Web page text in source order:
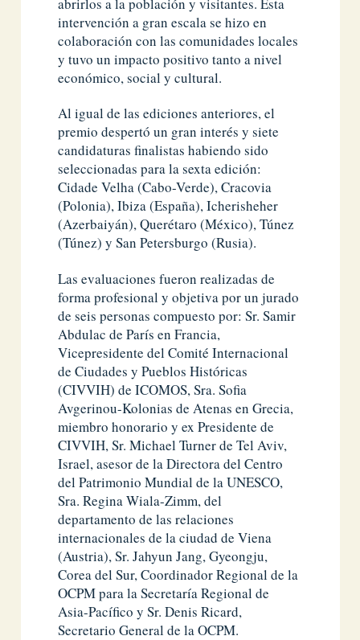
abrirlos a la población y visitantes. Esta
intervención a gran escala se hizo en
colaboración con las comunidades locales
y tuvo un impacto positivo tanto a nivel
económico, social y cultural.
Al igual de las ediciones anteriores, el
premio despertó un gran interés y siete
candidaturas finalistas habiendo sido
seleccionadas para la sexta edición:
Cidade Velha (Cabo-Verde), Cracovia
(Polonia), Ibiza (España), Icherisheher
(Azerbaiyán), Querétaro (México), Túnez
(Túnez) y San Petersburgo (Rusia).
Las evaluaciones fueron realizadas de
forma profesional y objetiva por un jurado
de seis personas compuesto por: Sr. Samir
Abdulac de París en Francia,
Vicepresidente del Comité Internacional
de Ciudades y Pueblos Históricas
(CIVVIH) de ICOMOS, Sra. Sofia
Avgerinou-Kolonias de Atenas en Grecia,
miembro honorario y ex Presidente de
CIVVIH, Sr. Michael Turner de Tel Aviv,
Israel, asesor de la Directora del Centro
del Patrimonio Mundial de la UNESCO,
Sra. Regina Wiala-Zimm, del
departamento de las relaciones
internacionales de la ciudad de Viena
(Austria), Sr. Jahyun Jang, Gyeongju,
Corea del Sur, Coordinador Regional de la
OCPM para la Secretaría Regional de
Asia-Pacífico y Sr. Denis Ricard,
Secretario General de la OCPM.